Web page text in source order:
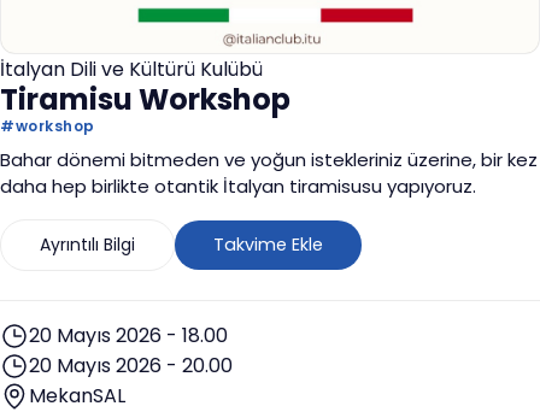
İtalyan Dili ve Kültürü Kulübü
Tiramisu Workshop
#workshop
Bahar dönemi bitmeden ve yoğun istekleriniz üzerine, bir kez
daha hep birlikte otantik İtalyan tiramisusu yapıyoruz.
Ayrıntılı Bilgi Takvime Ekle
20 Mayıs 2026 - 18.00
20 Mayıs 2026 - 20.00
MekanSAL